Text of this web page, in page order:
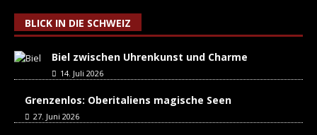
BLICK IN DIE SCHWEIZ
Biel zwischen Uhrenkunst und Charme
14. Juli 2026
Grenzenlos: Oberitaliens magische Seen
27. Juni 2026